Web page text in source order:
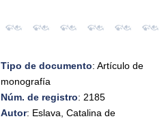
Tipo de documento: Artículo de
monografía
Núm. de registro: 2185
Autor: Eslava, Catalina de